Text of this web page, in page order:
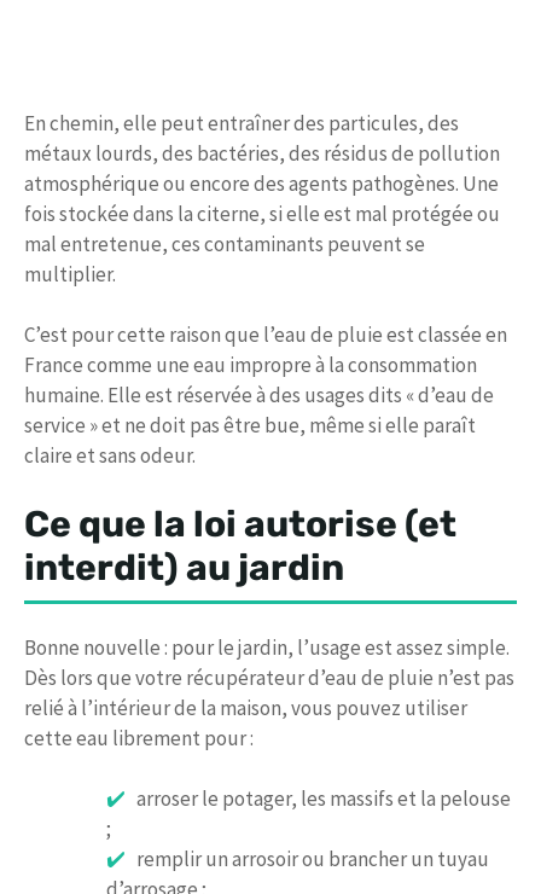
En chemin, elle peut entraîner des particules, des
métaux lourds, des bactéries, des résidus de pollution
atmosphérique ou encore des agents pathogènes. Une
fois stockée dans la citerne, si elle est mal protégée ou
mal entretenue, ces contaminants peuvent se
multiplier.
C’est pour cette raison que l’eau de pluie est classée en
France comme une eau impropre à la consommation
humaine. Elle est réservée à des usages dits « d’eau de
service » et ne doit pas être bue, même si elle paraît
claire et sans odeur.
Ce que la loi autorise (et
interdit) au jardin
Bonne nouvelle : pour le jardin, l’usage est assez simple.
Dès lors que votre récupérateur d’eau de pluie n’est pas
relié à l’intérieur de la maison, vous pouvez utiliser
cette eau librement pour :
arroser le potager, les massifs et la pelouse
;
remplir un arrosoir ou brancher un tuyau